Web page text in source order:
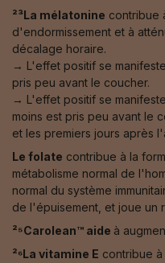
²³La mélatonine contribue
d'endormissement et à
décalage horaire.
→ L'effet positif se
pris peu avant le coucher.
→ L'effet positif se
moins est pris peu avant le
et les premiers jours après
Le folate contribue à la
métabolisme normal de
normal du système
de l'épuisement, et joue un
²⁵Carolean™️ aide à
²⁶La vitamine E contribue